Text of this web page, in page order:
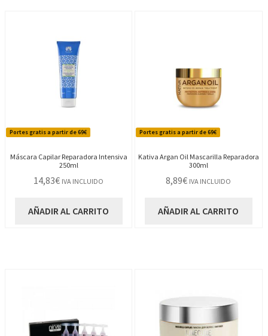
Portes gratis a partir de 69€
Máscara Capilar Reparadora Intensiva
250ml
14,83€ IVA INCLUIDO
AÑADIR AL CARRITO
Portes gratis a partir de 69€
Kativa Argan Oil Mascarilla Reparadora
300ml
8,89€ IVA INCLUIDO
AÑADIR AL CARRITO